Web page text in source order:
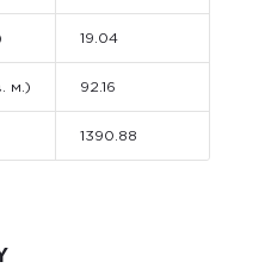
19.04
м.) 92.16
1390.88